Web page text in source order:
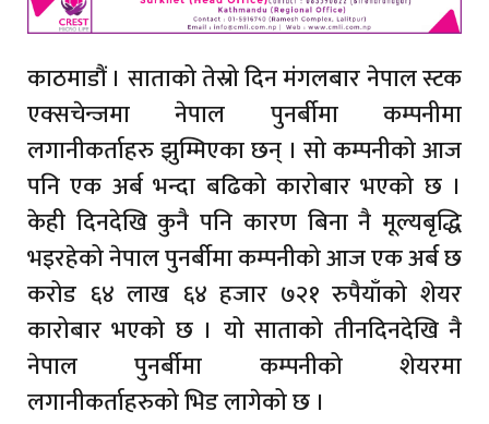
काठमाडौं । साताको तेस्रो दिन मंगलबार नेपाल स्टक
एक्सचेन्जमा नेपाल पुनर्बीमा कम्पनीमा
लगानीकर्ताहरु झुम्मिएका छन् । सो कम्पनीको आज
पनि एक अर्ब भन्दा बढिको कारोबार भएको छ ।
केही दिनदेखि कुनै पनि कारण बिना नै मूल्यबृद्धि
भइरहेको नेपाल पुनर्बीमा कम्पनीको आज एक अर्ब छ
करोड ६४ लाख ६४ हजार ७२१ रुपैयाँको शेयर
कारोबार भएको छ । यो साताको तीनदिनदेखि नै
नेपाल पुनर्बीमा कम्पनीको शेयरमा
लगानीकर्ताहरुको भिड लागेको छ ।